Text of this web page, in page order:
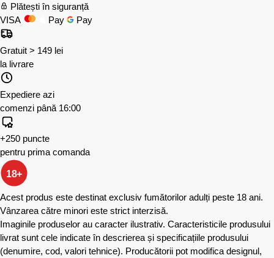
Plătești în siguranță
VISA
Pay Pay
Gratuit > 149 lei
la livrare
Expediere azi
comenzi până 16:00
+250 puncte
pentru prima comanda
18+
Acest produs este destinat exclusiv fumătorilor adulți peste 18 ani.
Vânzarea către minori este strict interzisă.
Imaginile produselor au caracter ilustrativ. Caracteristicile produsului
livrat sunt cele indicate în descrierea și specificațiile produsului
(denumire, cod, valori tehnice). Producătorii pot modifica designul,